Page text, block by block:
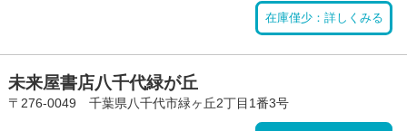
在庫僅少：詳しくみる
未来屋書店八千代緑が丘
〒276-0049 千葉県八千代市緑ヶ丘2丁目1番3号